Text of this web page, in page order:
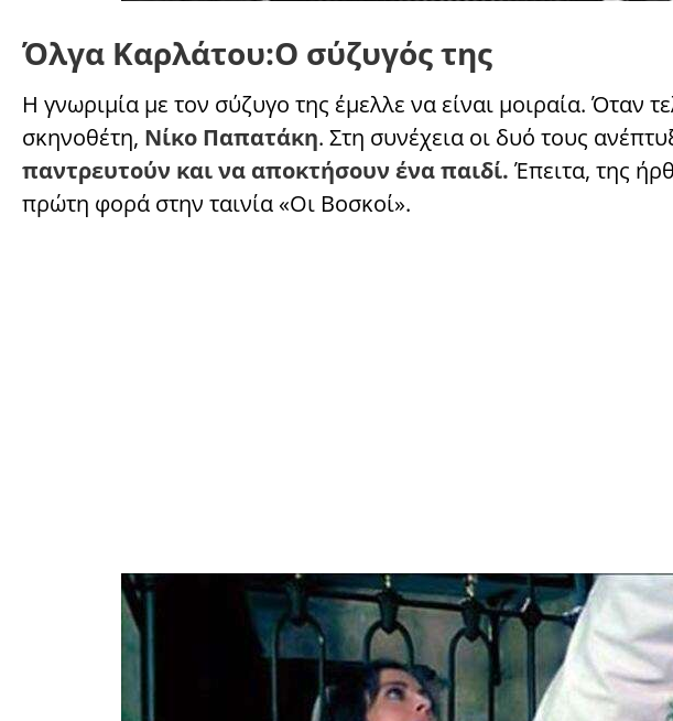
Όλγα Καρλάτου:Ο σύζυγός της
Η γνωριμία με τον σύζυγο της έμελλε να είναι μοιραία. Όταν
σκηνοθέτη, Νίκο Παπατάκη. Στη συνέχεια οι δυό τους
παντρευτούν και να αποκτήσουν ένα παιδί. Έπειτα, της
πρώτη φορά στην ταινία «Οι Βοσκοί».